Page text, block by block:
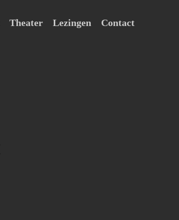
Theater Lezingen Contact